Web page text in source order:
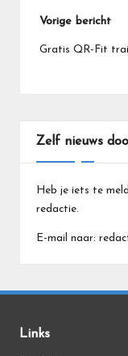
Bericht
Vorige bericht
Gratis QR-Fit
Zelf nieuws
Heb je iets te
redactie.
E-mail naar:
Links